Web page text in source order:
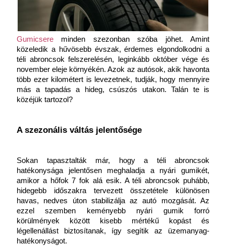
Gumicsere minden szezonban szóba jöhet. Amint
közeledik a hűvösebb évszak, érdemes elgondolkodni a
téli abroncsok felszerelésén, leginkább október vége és
november eleje környékén. Azok az autósok, akik havonta
több ezer kilométert is levezetnek, tudják, hogy mennyire
más a tapadás a hideg, csúszós utakon. Talán te is
közéjük tartozol?
A szezonális váltás jelentősége
Sokan tapasztalták már, hogy a téli abroncsok
hatékonysága jelentősen meghaladja a nyári gumikét,
amikor a hőfok 7 fok alá esik. A téli abroncsok puhább,
hidegebb időszakra tervezett összetétele különösen
havas, nedves úton stabilizálja az autó mozgását. Az
ezzel szemben keményebb nyári gumik forró
körülmények között kisebb mértékű kopást és
légellenállást biztosítanak, így segítik az üzemanyag-
hatékonyságot.